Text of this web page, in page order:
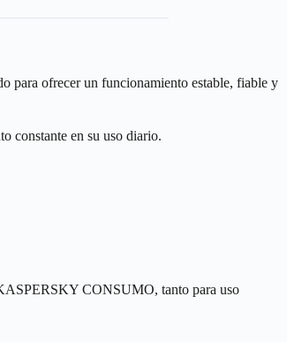
ofrecer un funcionamiento estable, fiable y
constante en su uso diario.
CONSUMO, tanto para uso